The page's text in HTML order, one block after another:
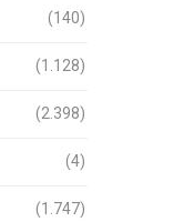
(140)
(1.128)
(2.398)
(4)
(1.747)